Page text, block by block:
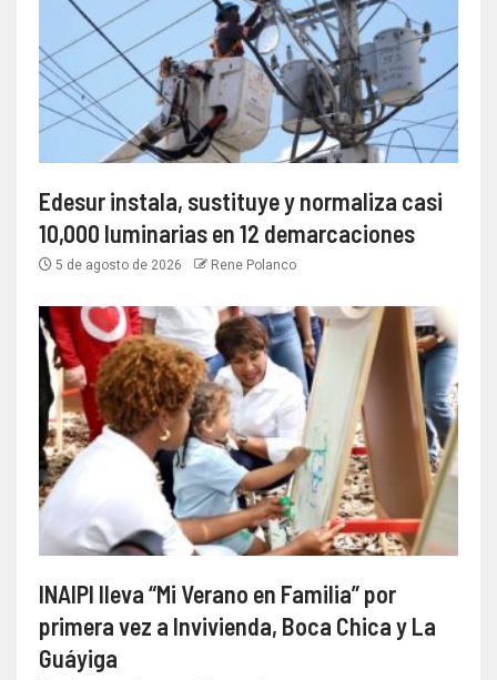
Edesur instala, sustituye y normaliza casi
10,000 luminarias en 12 demarcaciones
5 de agosto de 2026 Rene Polanco
INAIPI lleva “Mi Verano en Familia” por
primera vez a Invivienda, Boca Chica y La
Guáyiga